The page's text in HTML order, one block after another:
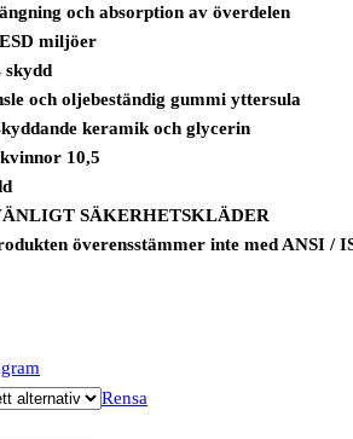
och absorption av överdelen
miljöer
skydd
och oljebeständig gummi yttersula
keramik och glycerin
10,5
SÄKERHETSKLÄDER
överensstämmer inte med ANSI /
Rensa